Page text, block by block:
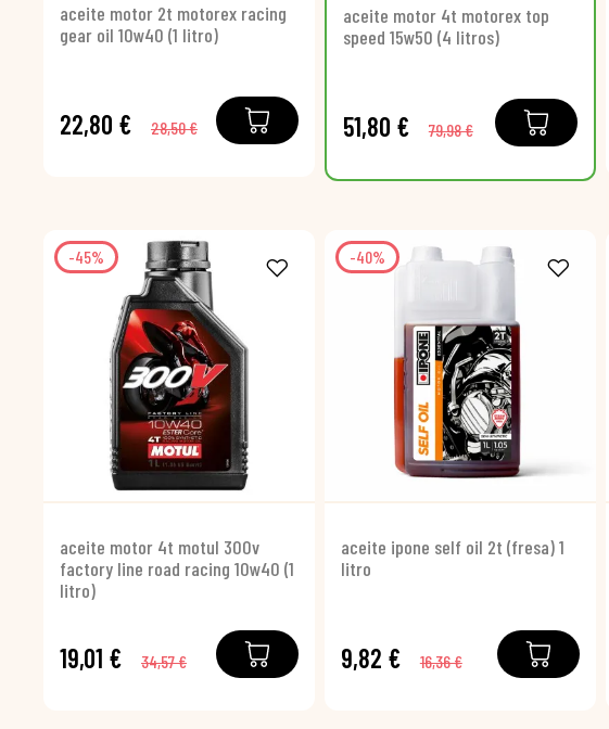
aceite motor 2t motorex racing
gear oil 10w40 (1 litro)
22,80 € 28,50 €
aceite motor 4t motorex top
speed 15w50 (4 litros)
51,80 € 79,98 €
-45%
aceite motor 4t motul 300v
factory line road racing 10w40 (1
litro)
19,01 € 34,57 €
-40%
aceite ipone self oil 2t (fresa) 1
litro
9,82 € 16,36 €